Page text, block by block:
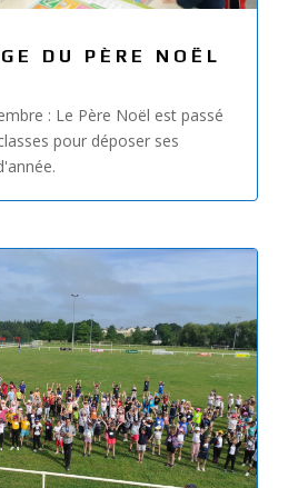
DU PÈRE NOËL
: Le Père Noël est passé
pour déposer ses